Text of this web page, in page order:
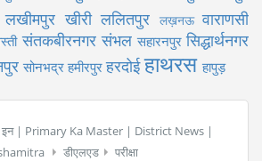
लखीमपुर खीरी ललितपुर लख़नऊ वाराणसी
संतकबीरनगर संभल सहारनपुर सिद्धार्थनगर
सोनभद्र हमीरपुर हरदोई हाथरस हापुड़
● इन | Primary Ka Master | District News |
डीएलएड परीक्षा